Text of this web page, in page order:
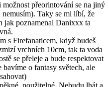
přeorintování se na jiný
Taky se mi líbí, že
jak poznamenal Danixxx ta
s Firefanaticem, když budeš
vrchních 10cm, tak ta voda
se přeleje a bude respektovat
o fantasy světech, ale